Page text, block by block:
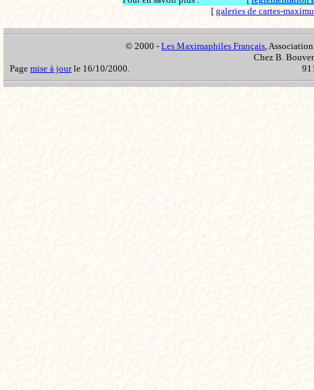
[ galeries de cartes-
© 2000 - Les Maximaphiles Français,
Chez B.
Page mise à jourle 16/10/2000.